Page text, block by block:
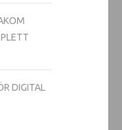
DIGITAL